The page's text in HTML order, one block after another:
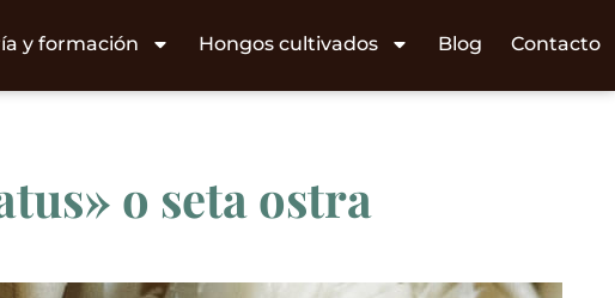
y formación Hongos cultivados Blog Contacto
o seta ostra